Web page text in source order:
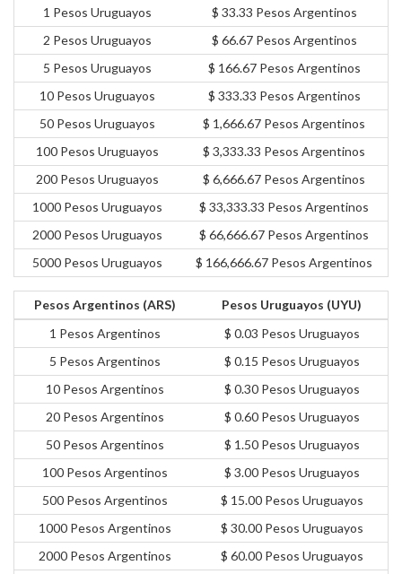
1 Pesos Uruguayos
$ 33.33 Pesos Argentinos
2 Pesos Uruguayos
$ 66.67 Pesos Argentinos
5 Pesos Uruguayos
$ 166.67 Pesos Argentinos
10 Pesos Uruguayos
$ 333.33 Pesos Argentinos
50 Pesos Uruguayos
$ 1,666.67 Pesos Argentinos
100 Pesos Uruguayos
$ 3,333.33 Pesos Argentinos
200 Pesos Uruguayos
$ 6,666.67 Pesos Argentinos
1000 Pesos Uruguayos
$ 33,333.33 Pesos Argentinos
2000 Pesos Uruguayos
$ 66,666.67 Pesos Argentinos
5000 Pesos Uruguayos
$ 166,666.67 Pesos Argentinos
Pesos Argentinos (ARS)
Pesos Uruguayos (UYU)
1 Pesos Argentinos
$ 0.03 Pesos Uruguayos
5 Pesos Argentinos
$ 0.15 Pesos Uruguayos
10 Pesos Argentinos
$ 0.30 Pesos Uruguayos
20 Pesos Argentinos
$ 0.60 Pesos Uruguayos
50 Pesos Argentinos
$ 1.50 Pesos Uruguayos
100 Pesos Argentinos
$ 3.00 Pesos Uruguayos
500 Pesos Argentinos
$ 15.00 Pesos Uruguayos
1000 Pesos Argentinos
$ 30.00 Pesos Uruguayos
2000 Pesos Argentinos
$ 60.00 Pesos Uruguayos